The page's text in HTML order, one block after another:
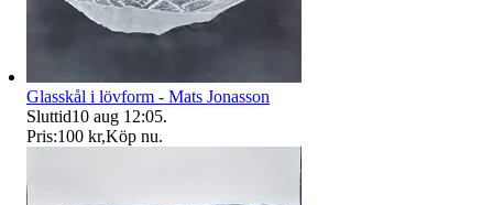
Glasskål i lövform - Mats Jonasson
Sluttid10 aug 12:05.
Pris:100 kr,Köp nu.